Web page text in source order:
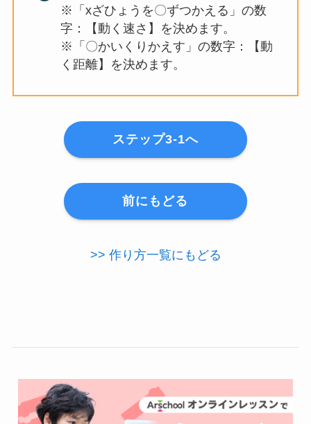
※「xざひょうを〇ずつかえる」の数
字：【動く速さ】を決めます。
※「〇かいくりかえす」の数字：【動
く距離】を決めます。
ステップ3-1へ
前にもどる
>> 作り方一覧にもどる